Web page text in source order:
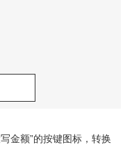
金额”的按键图标，转换